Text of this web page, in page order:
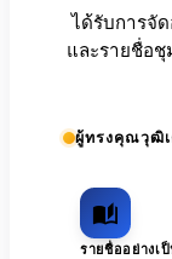
ได้รับการจั
และรายชื่อชุ
ผู้ทรงคุณวุฒิ
รายชื่ออย่างเ